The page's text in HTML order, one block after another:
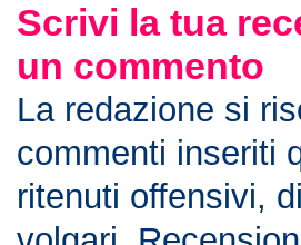
Scrivi la tua
un commento
La redazione si
commenti inseriti
ritenuti offensivi,